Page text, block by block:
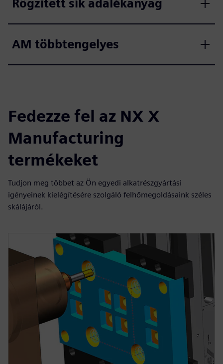
Rögzített sík adalékanyag
AM többtengelyes
Fedezze fel az NX X
Manufacturing
termékeket
Tudjon meg többet az Ön egyedi alkatrészgyártási
igényeinek kielégítésére szolgáló felhőmegoldásaink széles
skálájáról.